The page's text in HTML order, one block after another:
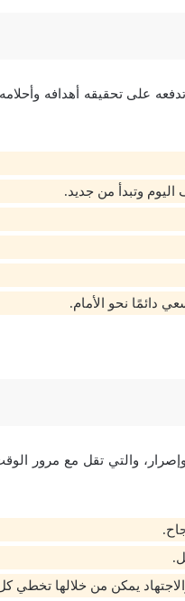
على تحقيقه أهدافه
وتبدأ من جديد.
دائمًا نحو الأمام.
والتي تقل مع مرور
يمكن من خلالها